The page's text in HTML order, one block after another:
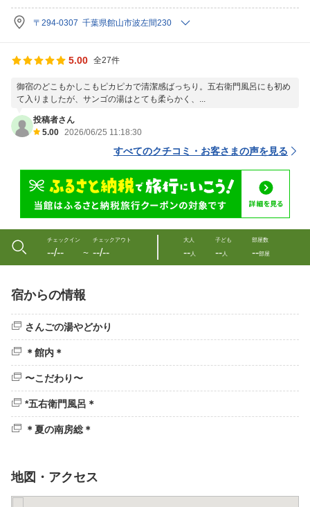
〒294-0307 千葉県館山市波左間230
5.00 全27件
御宿のどこもかしこもピカピカで清潔感ばっちり。五右衛門風呂にも初め
て入りましたが、サンゴの湯はとても柔らかく、...
投稿者さん
5.00 2026/06/25 11:18:30
すべてのクチコミ・お客さまの声を見る
チェックイン
--/-- 〜
チェックアウト
--/--
大人
--人
子ども
--人
部屋数
--部屋
宿からの情報
さんごの湯やどかり
＊館内＊
〜こだわり〜
*五右衛門風呂＊
＊夏の南房総＊
地図・アクセス